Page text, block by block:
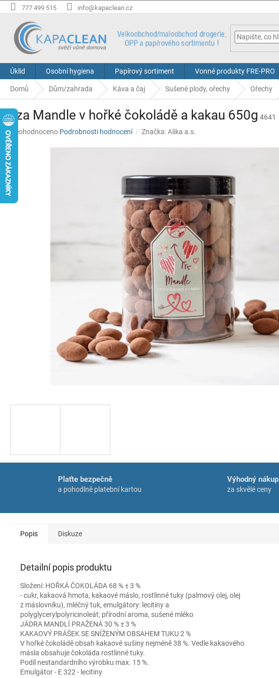
Přejít
na
777 499 515 info@kapaclean.cz
Úklid Osobní hygiena Papírový sortiment Vonné produkty FRE-PRO
Domů Dům/zahrada Káva a čaj Sušené plody, ořechy Ořechy
Dóza Mandle v hořké čokoládě a kakau 650g 4641
Průměrné
hodnocení
produktu
je
0,0
z
5
hvězdiček.
Neohodnoceno Podrobnosti hodnocení Značka:Alika a.s.
Plaťte bezpečně
a pohodlně platební kartou
Výhodný nákup
za skvělé ceny
Popis Diskuze
Detailní popis produktu
Složení: HOŘKÁ ČOKOLÁDA 68 % ± 3 %
- cukr, kakaová hmota, kakaové máslo, rostlinné tuky (palmový olej, olej
z máslovníku), mléčný tuk, emulgátory: lecitiny a
polyglycerylpolyricinoleát; přírodní aroma, sušené mléko
JÁDRA MANDLÍ PRAŽENÁ 30 % ± 3 %
KAKAOVÝ PRÁŠEK SE SNÍŽENÝM OBSAHEM TUKU 2 %
V hořké čokoládě obsah kakaové sušiny nejméně 38 %. Vedle kakaového
másla obsahuje čokoláda rostlinné tuky.
Podíl nestandardního výrobku max. 15 %.
Emulgátor - E 322 - lecitiny